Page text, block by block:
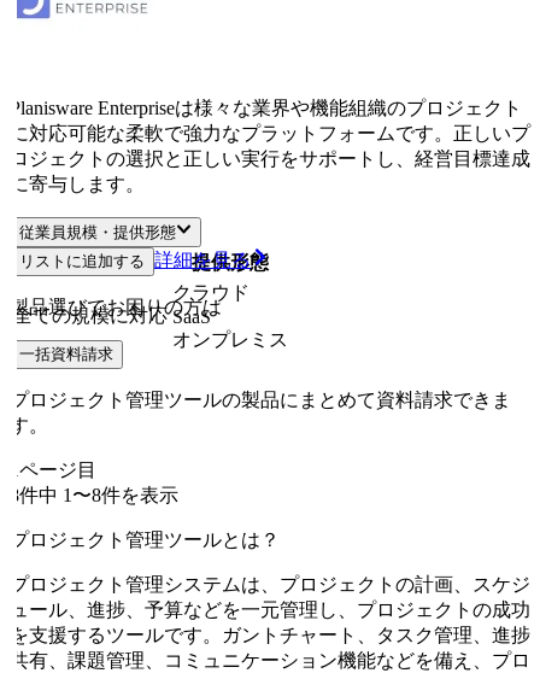
Enterpriseは様々な業界や機能組織のプロジェクト
対応可能な柔軟で強力なプラットフォームです。正しいプ
ジェクトの選択と正しい実行をサポートし、経営目標達成
寄与します。
従業員規模・提供形態
従業員規模 提供形態
ての規模に対応
クラウド
SaaS
オンプレミス
リストに追加する 詳細を見る
品選びでお困りの方は
一括資料請求
ロジェクト管理ツールの製品にまとめて資料請求できま
。
ページ目
件中1 〜8件を表示
ロジェクト管理ツールとは？
ロジェクト管理システムは、プロジェクトの計画、スケジ
ール、進捗、予算などを一元管理し、プロジェクトの成功
支援するツールです。ガントチャート、タスク管理、進捗
有、課題管理、コミュニケーション機能などを備え、プロ